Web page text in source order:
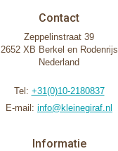
Contact
Zeppelinstraat 39
2652 XB Berkel en Rodenrijs
Nederland
Tel: +31(0)10-2180837
E-mail: info@kleinegiraf.nl
Informatie